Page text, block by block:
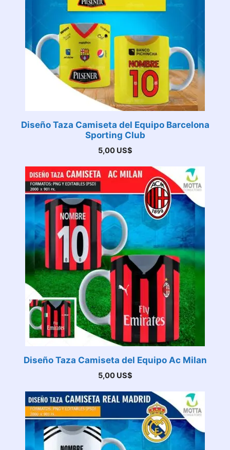
Diseño Taza Camiseta del Equipo Barcelona
Sporting Club
5,00 US$
Diseño Taza Camiseta del Equipo Ac Milan
5,00 US$